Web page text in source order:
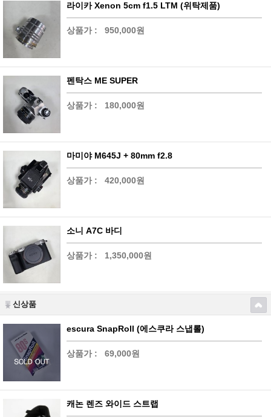
라이카 Xenon 5cm f1.5 LTM (위탁제품)
상품가 : 950,000원
펜탁스 ME SUPER
상품가 : 180,000원
마미야 M645J + 80mm f2.8
상품가 : 420,000원
소니 A7C 바디
상품가 : 1,350,000원
신상품
escura SnapRoll (에스쿠라 스냅롤)
상품가 : 69,000원
캐논 렌즈 와이드 스트랩